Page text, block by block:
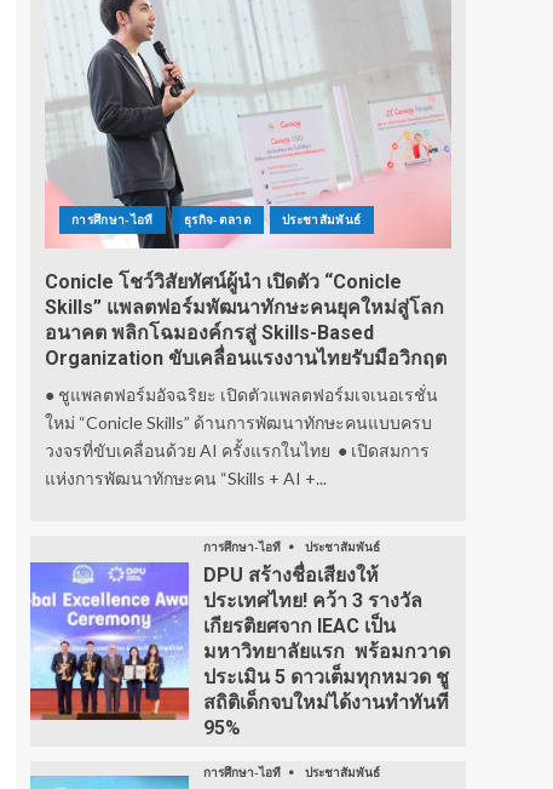
การศึกษา-ไอที ธุรกิจ-ตลาด ประชาสัมพันธ์
Conicle โชว์วิสัยทัศน์ผู้นำ เปิดตัว “Conicle
Skills” แพลตฟอร์มพัฒนาทักษะคนยุคใหม่สู่โลก
อนาคต พลิกโฉมองค์กรสู่ Skills-Based
Organization ขับเคลื่อนแรงงานไทยรับมือวิกฤต
● ชูแพลตฟอร์มอัจฉริยะ เปิดตัวแพลตฟอร์มเจเนอเรชั่น
ใหม่ “Conicle Skills” ด้านการพัฒนาทักษะคนแบบครบ
วงจรที่ขับเคลื่อนด้วย AI ครั้งแรกในไทย ● เปิดสมการ
แห่งการพัฒนาทักษะคน “Skills + AI +...
การศึกษา-ไอที ประชาสัมพันธ์
DPU สร้างชื่อเสียงให้
ประเทศไทย! คว้า 3 รางวัล
เกียรติยศจาก IEAC เป็น
มหาวิทยาลัยแรก พร้อมกวาด
ประเมิน 5 ดาวเต็มทุกหมวด ชู
สถิติเด็กจบใหม่ได้งานทำทันที
95%
การศึกษา-ไอที ประชาสัมพันธ์